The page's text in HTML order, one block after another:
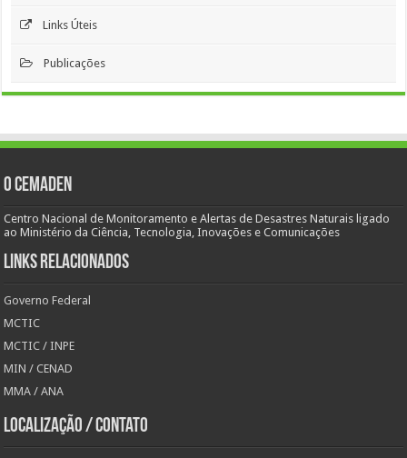
Links Úteis
Publicações
O Cemaden
Centro Nacional de Monitoramento e Alertas de Desastres Naturais ligado
ao Ministério da Ciência, Tecnologia, Inovações e Comunicações
Links Relacionados
Governo Federal
MCTIC
MCTIC / INPE
MIN / CENAD
MMA / ANA
Localização / Contato